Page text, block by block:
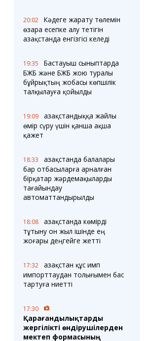
Фотокомикстер
Аптаның коллажы
Ешкин жұлдыз
Медиа
Фото
3D туры
Timelapse
20:02
Кәдеге жарату төлемін
өзара есепке алу тетігін
Қазақстанда енгізгісі келеді
19:35
Бастауыш сыныптарда
БЖБ және БЖБ жою туралы
бұйрықтың жобасы көпшілік
талқылауға қойылды
19:09
Қазақстандыққа жайлы
өмір сүру үшін қанша ақша
қажет
18:33
Қазақстанда балалары
бар отбасыларға арналған
бірқатар жәрдемақыларды
тағайындау
автоматтандырылды
18:08
Қазақстанда көмірді
тұтыну он жыл ішінде ең
жоғары деңгейге жетті
17:32
Қазақстан құс имп
импорттаудан толығымен бас
тартуға ниетті
17:30
Қарағандылықтарды
жергілікті өндірушілерден
мектеп формасының